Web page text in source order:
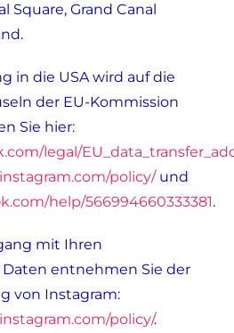
Square, Grand Canal
in die USA wird auf die
der EU-Kommission
Sie hier:
legal/
policy/und
help/566994660333381.
mit Ihren
entnehmen Sie der
von Instagram:
policy/.